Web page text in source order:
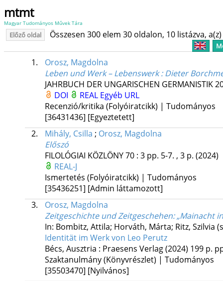
mtmt
Magyar Tudományos Művek Tára
Előző oldal Összesen 300 elem 30 oldalon, 10 listázva,
1.
Orosz, Magdolna
Leben und Werk – Lebenswerk : Dieter
JAHRBUCH DER UNGARISCHEN GERMANISTIK
DOI
REAL Egyéb URL
Recenzió/kritika (Folyóiratcikk) | Tudományos
[36431436] [Egyeztetett]
2.
Mihály, Csilla ; Orosz, Magdolna
Előszó
FILOLÓGIAI KÖZLÖNY70: 3 pp. 5-7. , 3 p. (2024)
REAL-J
Ismertetés (Folyóiratcikk) | Tudományos
[35436251] [Admin láttamozott]
3.
Orosz, Magdolna
Zeitgeschichte und Zeitgeschehen: „Mainacht
In: Bombitz, Attila; Horváth, Márta; Ritz, Szilvia
Identität im Werk von Leo Perutz
Bécs, Ausztria : Praesens Verlag(2024) 199 p.
Szaktanulmány (Könyvrészlet) | Tudományos
[35503470] [Nyilvános]